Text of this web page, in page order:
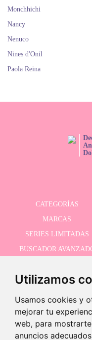
Utilizamos
Usamos cookies y
mejorar tu
web, para
anuncios
Monchhichi
Nancy
Nenuco
Nines d'Onil
Paola Reina
CATEGORÍAS
MARCAS
SERIES LIMITADAS
BUSCADOR
RECIBE